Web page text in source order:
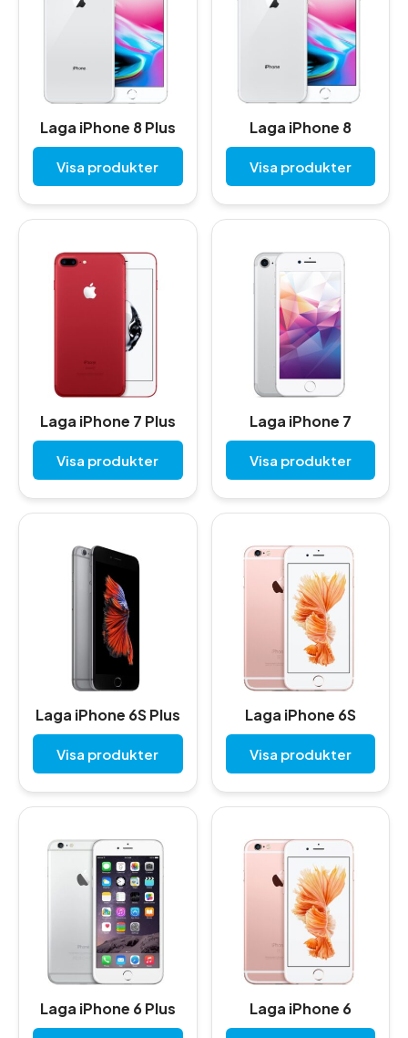
Laga iPhone 8 Plus
Visa produkter
Laga iPhone 8
Visa produkter
Laga iPhone 7 Plus
Visa produkter
Laga iPhone 7
Visa produkter
Laga iPhone 6S Plus
Visa produkter
Laga iPhone 6S
Visa produkter
Laga iPhone 6 Plus Laga iPhone 6